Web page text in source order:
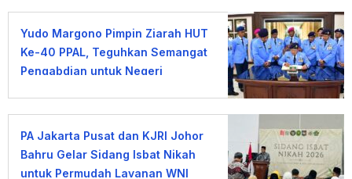
Yudo Margono Pimpin Ziarah HUT
Ke-40 PPAL, Teguhkan Semangat
Pengabdian untuk Negeri
PA Jakarta Pusat dan KJRI Johor
Bahru Gelar Sidang Isbat Nikah
untuk Permudah Layanan WNI